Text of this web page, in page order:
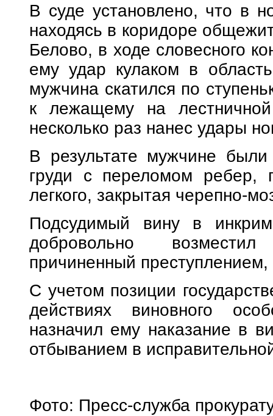
В суде установлено, что в
находясь в коридоре
Белово, в ходе словесного
ему удар кулаком в
мужчина скатился по
к лежащему на
несколько раз нанес удары
В результате мужчине
груди с переломом ребер,
легкого, закрытая черепно-
Подсудимый вину в
добровольно
причиненный
С учетом позиции
действиях виновного
назначил ему наказание в
отбыванием в
Фото: Пресс-служба